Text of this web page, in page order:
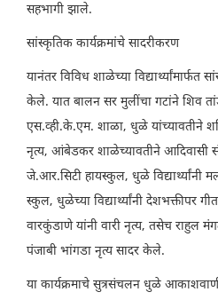
सहभागी झाले.
सांस्कृतिक कार्यक्रमांचे सादरीकरण
यानंतर विविध शाळेच्या विद्यार्थ्यांमार्फत
केले. यात बालन सर मुलींचा गटांने शिव
एस.व्ही.के.एम. शाळा, धुळे यांच्यावतीने
नृत्य, आंबेडकर शाळेच्यावतीने आदिवासी
जे.आर.सिटी हायस्कुल, धुळे विद्यार्थ्यांनी
स्कुल, धुळेच्या विद्यार्थ्यांनी देशभक्तीपर
वारकुंडाणे यांनी वारी नृत्य, तसेच राहुल
पंजाबी भांगडा नृत्य सादर केले.
या कार्यक्रमाचे सुत्रसंचलन धुळे